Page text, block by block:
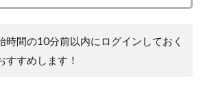
時間の10分前以内にログインしておく
すすめします！